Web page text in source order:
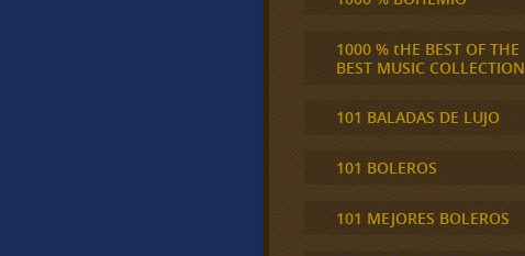
1000 % tHE BEST OF THE
BEST MUSIC COLLECTION
101 BALADAS DE LUJO
101 BOLEROS
101 MEJORES BOLEROS